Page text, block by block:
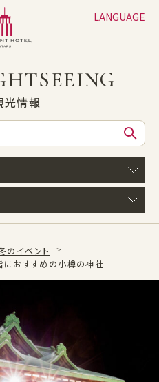
LANGUAGE
日本語
English
繁体字
光情報
のイベント
におすすめの小樽の神社